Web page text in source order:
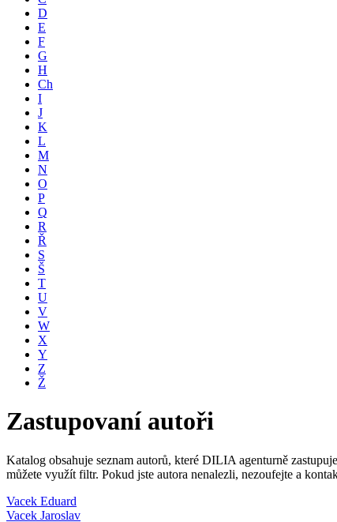
D
E
F
G
H
Ch
I
J
K
L
M
N
O
P
Q
R
Ř
S
Š
T
U
V
W
X
Y
Z
Ž
Zastupovaní autoři
Katalog obsahuje seznam autorů, které DILIA agenturně
můžete využít filtr. Pokud jste autora nenalezli, nezoufejte a
Vacek Eduard
Vacek Jaroslav